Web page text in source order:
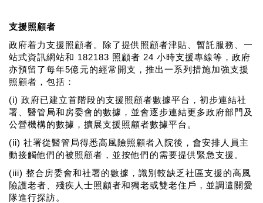
支援照顧者
政府着力支援照顧者。除了提供照顧者津貼、暫託服務、一
站式資訊網站和 182183 照顧者 24 小時支援專線等，政府
亦預留了每年5億元的經常開支，推出一系列措施加強支援
照顧者，包括：
(i) 政府已建立首階段的支援照顧者數據平台，初步連結社
署、醫管局和房委會的數據，並會逐步連結更多政府部門及
公營機構的數據，擴展支援照顧者數據平台。
(ii) 社署從醫管局得悉高風險照顧者入院後，會安排人員主
動接觸他們的被照顧者，並按他們的需要提供緊急支援。
(iii) 整合房委會和社署的數據，識別較缺乏社區支援的高風
險護老者、殘疾人士照顧者和獨老或雙老住戶，並調遣關愛
隊進行探訪。